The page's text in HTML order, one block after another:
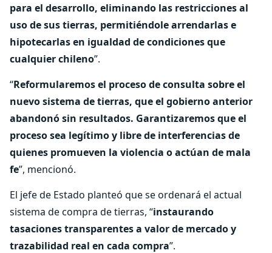
para el desarrollo, eliminando las restricciones al
uso de sus tierras, permitiéndole arrendarlas e
hipotecarlas en igualdad de condiciones que
cualquier chileno”.
“Reformularemos el proceso de consulta sobre el
nuevo sistema de tierras, que el gobierno anterior
abandonó sin resultados. Garantizaremos que el
proceso sea legítimo y libre de interferencias de
quienes promueven la violencia o actúan de mala
fe”, mencionó.
El jefe de Estado planteó que se ordenará el actual
sistema de compra de tierras, “instaurando
tasaciones transparentes a valor de mercado y
trazabilidad real en cada compra”.